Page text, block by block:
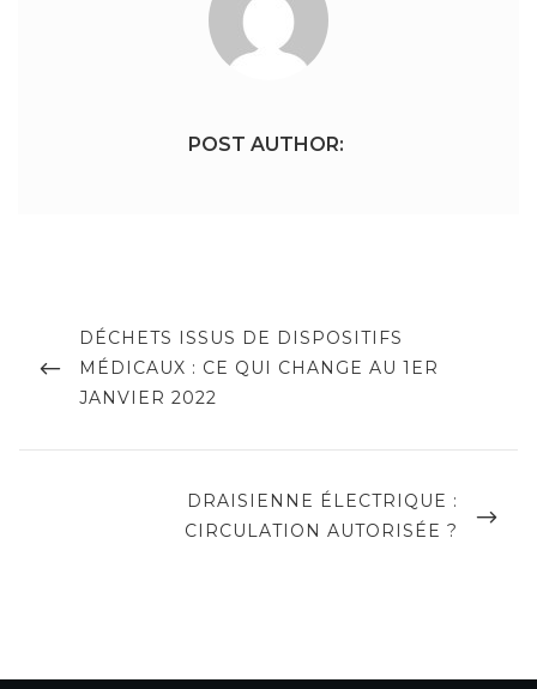
POST AUTHOR:
l’article
PREVIOUS
POST
DÉCHETS ISSUS DE DISPOSITIFS
MÉDICAUX : CE QUI CHANGE AU 1ER
JANVIER 2022
NEXT
POST
DRAISIENNE ÉLECTRIQUE :
CIRCULATION AUTORISÉE ?